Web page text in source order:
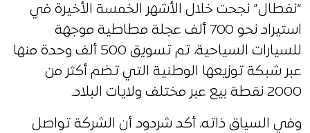
“نفطال” نجحت خلال الأشهر الخمسة الأخيرة في
استيراد نحو 700 ألف عجلة مطاطية موجهة
للسيارات السياحية، تم تسويق 500 ألف وحدة منها
عبر شبكة توزيعها الوطنية التي تضم أكثر من
2000 نقطة بيع عبر مختلف ولايات البلاد.
وفي السياق ذاته، أكد شردود أن الشركة تواصل